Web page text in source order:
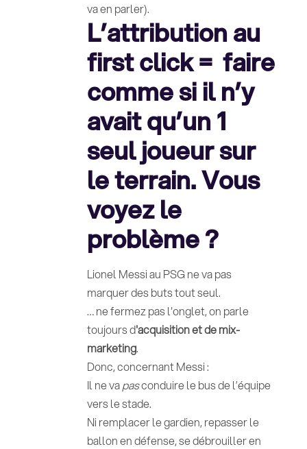
va en parler).
L’attribution au
first click = faire
comme si il n’y
avait qu’un 1
seul joueur sur
le terrain. Vous
voyez le
problème ?
Lionel Messi au PSG ne va pas
marquer des buts tout seul.
… ne fermez pas l'onglet, on parle
toujours d'acquisition et de mix-
marketing.
Donc, concernant Messi :
Il ne vapasconduire le bus de l’équipe
vers le stade.
Ni remplacer le gardien, repasser le
ballon en défense, se débrouiller en